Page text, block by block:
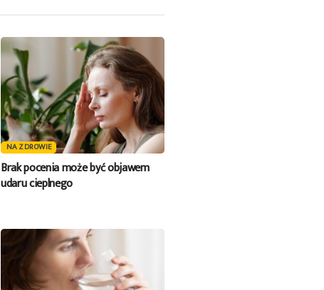
NA ZDROWIE
Brak pocenia może być objawem
udaru cieplnego